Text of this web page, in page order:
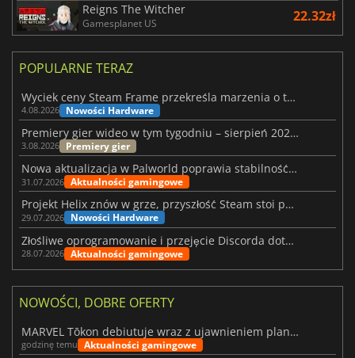
Reigns The Witcher
Gamesplanet US 22.32zł
POPULARNE TERAZ
Wyciek ceny Steam Frame przekreśla marzenia o tanim zestawie VR
4.08.2026 Nowości Hardware
Premiery gier wideo w tym tygodniu – sierpień 2026 r. (32. tydzień)
3.08.2026 Premiery gier
Nowa aktualizacja w Palworld poprawia stabilność Sunreach i walk z bossami
31.07.2026 Aktualności gamingowe
Projekt Helix znów w grze, przyszłość Steam stoi pod znakiem zapytania
29.07.2026 Nowości Hardware
Złośliwe oprogramowanie i przejęcie Discorda dotknęły Meccha Chameleon
28.07.2026 Aktualności gamingowe
NOWOŚCI, DOBRE OFERTY
MARVEL Tōkon debiutuje wraz z ujawnieniem planu rozwoju na pierwszy rok
godzinę temu Aktualności gamingowe